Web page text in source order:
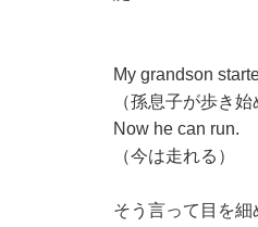
My grandson
（孫息子が歩き始
Now he can run.
（今は走れる）
そう言って目を